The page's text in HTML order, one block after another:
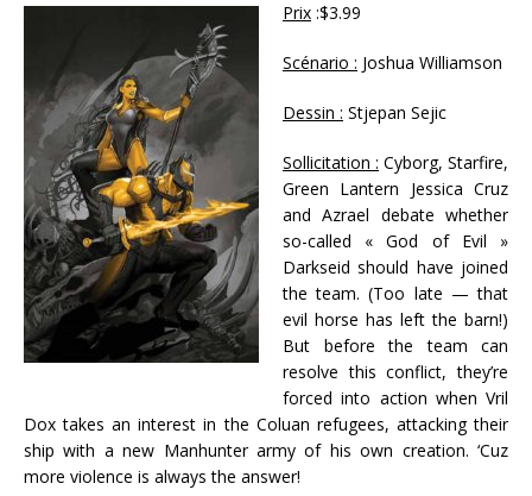
Prix :$3.99
Scénario : Joshua Williamson
Dessin : Stjepan Sejic
Sollicitation : Cyborg, Starfire,
Green Lantern Jessica Cruz
and Azrael debate whether
so-called « God of Evil »
Darkseid should have joined
the team. (Too late — that
evil horse has left the barn!)
But before the team can
resolve this conflict, they’re
forced into action when Vril
Dox takes an interest in the Coluan refugees, attacking their
ship with a new Manhunter army of his own creation. ‘Cuz
more violence is always the answer!